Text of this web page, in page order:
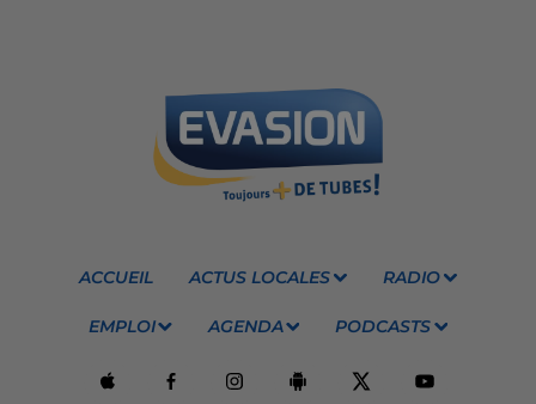
ACCUEIL ACTUS LOCALES RADIO
EMPLOI AGENDA PODCASTS